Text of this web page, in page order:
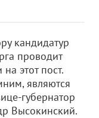
кандидатур
проводит
этот пост.
являются
губернатор
Высокинский.